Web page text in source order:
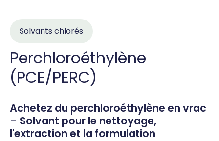
Solvants chlorés
Perchloroéthylène
(PCE/PERC)
Achetez du perchloroéthylène en vrac
– Solvant pour le nettoyage,
l'extraction et la formulation